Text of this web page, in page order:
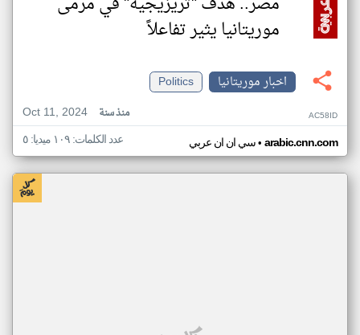
موريتانيا يثير تفاعلاً
اخبار موريتانيا
Politics
Oct 11, 2024
منذ سنة AC58ID
سي ان ان عربي• arabic.cnn.com عدد الكلمات: ١٠٩ ميديا: ٥